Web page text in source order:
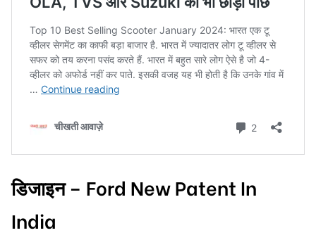
डिजाइन – Ford New Patent In
India